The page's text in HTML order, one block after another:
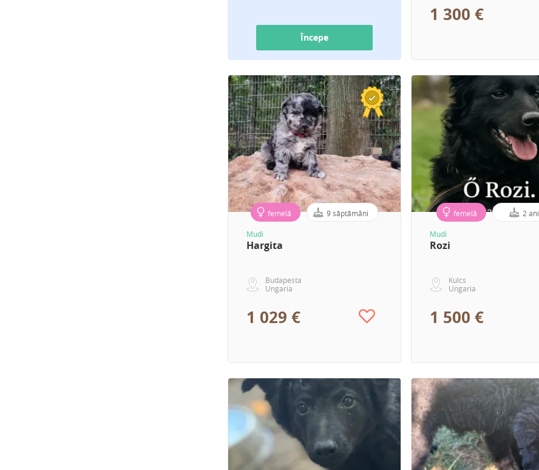
Începe
1 300 €
femelă 9 săptămâni
Mudi
Hargita
Budapesta
Ungaria
1 029 €
femelă 2 ani
Mudi
Rozi
Kulcs
Ungaria
1 500 €